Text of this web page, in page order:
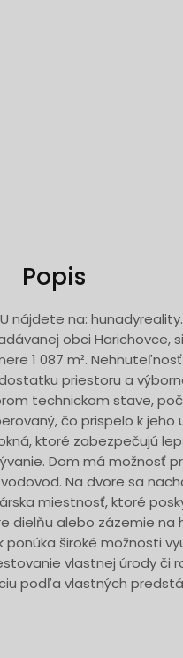
Popis
nájdete na:
obci Harichovce,
1 087 m².
priestoru a
technickom stave,
čo prispelo k jeho
ktoré zabezpečujú
Dom má možnosť
Na dvore sa
miestnosť, ktoré
dielňu alebo zázemie na
široké možnosti
vlastnej úrody či
podľa vlastných